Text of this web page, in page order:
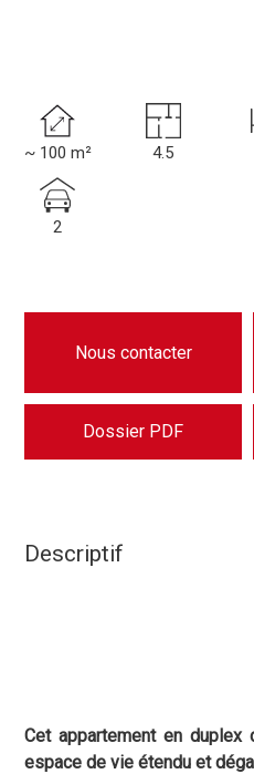
~ 100 m² 4.5
2
Nous contacter
Dossier PDF
Descriptif
Cet appartement en
espace de vie étendu et